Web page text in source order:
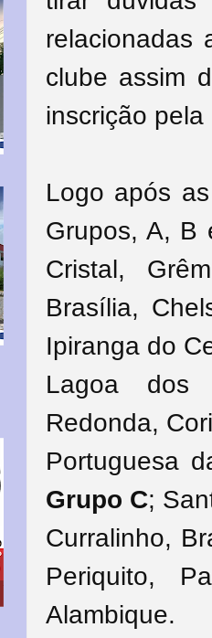
relacionadas
clube assim
inscrição
Logo após
Grupos, A, B
Cristal,
Brasília,
Ipiranga do
Lagoa dos
Redonda,
Portuguesa
Grupo C;
Curralinho,
Periquito,
Alambique.